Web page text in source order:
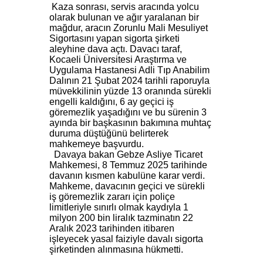
Kaza sonrası, servis aracında yolcu
olarak bulunan ve ağır yaralanan bir
mağdur, aracın Zorunlu Mali Mesuliyet
Sigortasını yapan sigorta şirketi
aleyhine dava açtı. Davacı taraf,
Kocaeli Üniversitesi Araştırma ve
Uygulama Hastanesi Adli Tıp Anabilim
Dalının 21 Şubat 2024 tarihli raporuyla
müvekkilinin yüzde 13 oranında sürekli
engelli kaldığını, 6 ay geçici iş
göremezlik yaşadığını ve bu sürenin 3
ayında bir başkasının bakımına muhtaç
duruma düştüğünü belirterek
mahkemeye başvurdu.
Davaya bakan Gebze Asliye Ticaret
Mahkemesi, 8 Temmuz 2025 tarihinde
davanın kısmen kabulüne karar verdi.
Mahkeme, davacının geçici ve sürekli
iş göremezlik zararı için poliçe
limitleriyle sınırlı olmak kaydıyla 1
milyon 200 bin liralık tazminatın 22
Aralık 2023 tarihinden itibaren
işleyecek yasal faiziyle davalı sigorta
şirketinden alınmasına hükmetti.